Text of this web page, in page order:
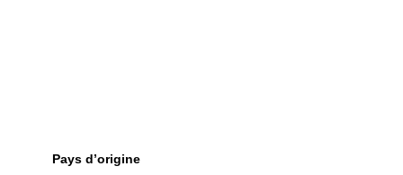
Pays d’origine